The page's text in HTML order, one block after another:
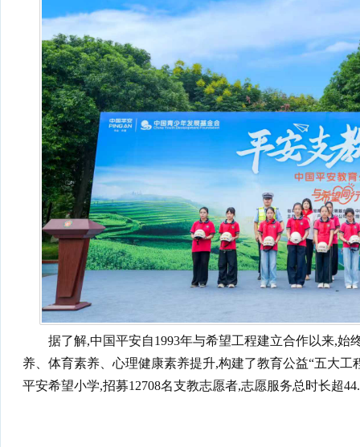
据了解,中国平安自1993年与希望工程建立合作以来,
养、体育素养、心理健康素养提升,构建了教育公益“五大
平安希望小学,招募12708名支教志愿者,志愿服务总时长超